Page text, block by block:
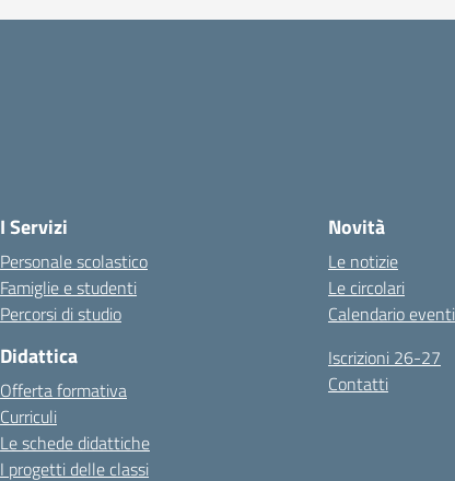
I Servizi
Personale scolastico
Famiglie e studenti
Percorsi di studio
Didattica
Offerta formativa
Curriculi
Le schede didattiche
I progetti delle classi
Novità
Le notizie
Le circolari
Calendario eventi
Iscrizioni 26-27
Contatti